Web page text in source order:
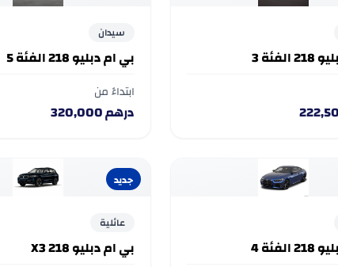
3
سيدان
بي ام دبليو 218 الفئة 5
ابتداءً من
درهم320,000
4
جديد
عائلية
بي ام دبليو 218 X3